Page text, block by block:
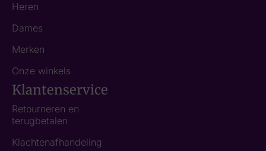
Heren
Dames
Merken
Onze winkels
Klantenservice
Retourneren en
terugbetalen
Klachtenafhandeling